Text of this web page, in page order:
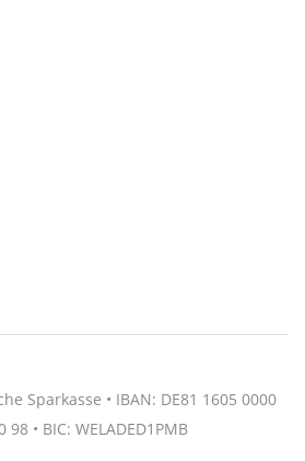
Sparkasse • IBAN: DE81 1605 0000
98 • BIC: WELADED1PMB